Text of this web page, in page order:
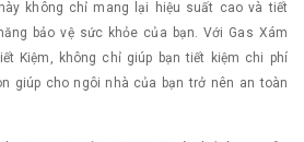
không chỉ mang lại hiệu suất cao và tiết
bảo vệ sức khỏe của bạn. Với Gas Xám
Kiệm, không chỉ giúp bạn tiết kiệm chi phí
giúp cho ngôi nhà của bạn trở nên an toàn